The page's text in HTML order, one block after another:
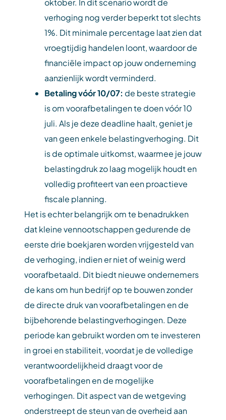
oktober. In dit scenario wordt de
verhoging nog verder beperkt tot slechts
1%. Dit minimale percentage laat zien dat
vroegtijdig handelen loont, waardoor de
financiële impact op jouw onderneming
aanzienlijk wordt verminderd.
Betaling vóór 10/07: de beste strategie
is om voorafbetalingen te doen vóór 10
juli. Als je deze deadline haalt, geniet je
van geen enkele belastingverhoging. Dit
is de optimale uitkomst, waarmee je jouw
belastingdruk zo laag mogelijk houdt en
volledig profiteert van een proactieve
fiscale planning.
Het is echter belangrijk om te benadrukken
dat kleine vennootschappen gedurende de
eerste drie boekjaren worden vrijgesteld van
de verhoging, indien er niet of weinig werd
voorafbetaald. Dit biedt nieuwe ondernemers
de kans om hun bedrijf op te bouwen zonder
de directe druk van voorafbetalingen en de
bijbehorende belastingverhogingen. Deze
periode kan gebruikt worden om te investeren
in groei en stabiliteit, voordat je de volledige
verantwoordelijkheid draagt voor de
voorafbetalingen en de mogelijke
verhogingen. Dit aspect van de wetgeving
onderstreept de steun van de overheid aan